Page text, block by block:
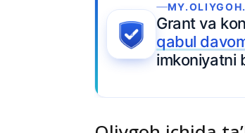
MY.OLIYGOH.UZ
Grant va
qabul davom
imkoniyatni boy